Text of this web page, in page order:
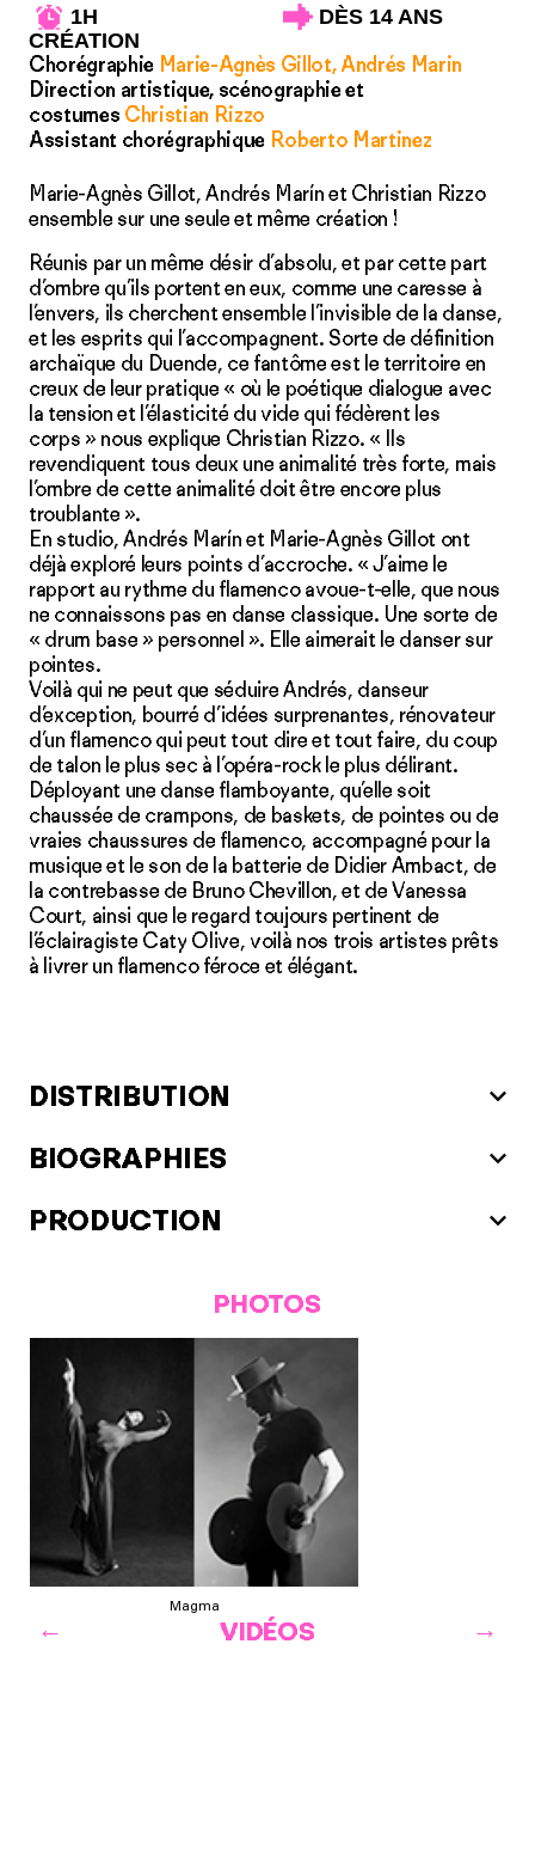
1H
DÈS 14 ANS
CRÉATION
Chorégraphie Marie-Agnès Gillot, Andrés Marin
Direction artistique, scénographie et
costumes Christian Rizzo
Assistant chorégraphique Roberto Martinez
Marie-Agnès Gillot, Andrés Marín et Christian Rizzo
ensemble sur une seule et même création !
Réunis par un même désir d’absolu, et par cette part
d’ombre qu’ils portent en eux, comme une caresse à
l’envers, ils cherchent ensemble l’invisible de la danse,
et les esprits qui l’accompagnent. Sorte de définition
archaïque du Duende, ce fantôme est le territoire en
creux de leur pratique « où le poétique dialogue avec
la tension et l’élasticité du vide qui fédèrent les
corps » nous explique Christian Rizzo. « Ils
revendiquent tous deux une animalité très forte, mais
l’ombre de cette animalité doit être encore plus
troublante ».
En studio, Andrés Marín et Marie-Agnès Gillot ont
déjà exploré leurs points d’accroche. « J’aime le
rapport au rythme du flamenco avoue-t-elle, que nous
ne connaissons pas en danse classique. Une sorte de
« drum base » personnel ». Elle aimerait le danser sur
pointes.
Voilà qui ne peut que séduire Andrés, danseur
d’exception, bourré d’idées surprenantes, rénovateur
d’un flamenco qui peut tout dire et tout faire, du coup
de talon le plus sec à l’opéra-rock le plus délirant.
Déployant une danse flamboyante, qu’elle soit
chaussée de crampons, de baskets, de pointes ou de
vraies chaussures de flamenco, accompagné pour la
musique et le son de la batterie de Didier Ambact, de
la contrebasse de Bruno Chevillon, et de Vanessa
Court, ainsi que le regard toujours pertinent de
l’éclairagiste Caty Olive, voilà nos trois artistes prêts
à livrer un flamenco féroce et élégant.
DISTRIBUTION
BIOGRAPHIES
PRODUCTION
PHOTOS
Magma
VIDÉOS